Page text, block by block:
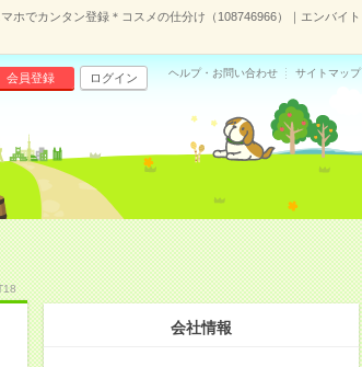
ホでカンタン登録＊コスメの仕分け（108746966）｜エンバイト
会員登録 ログイン ヘルプ・お問い合わせ サイトマップ
会社情報